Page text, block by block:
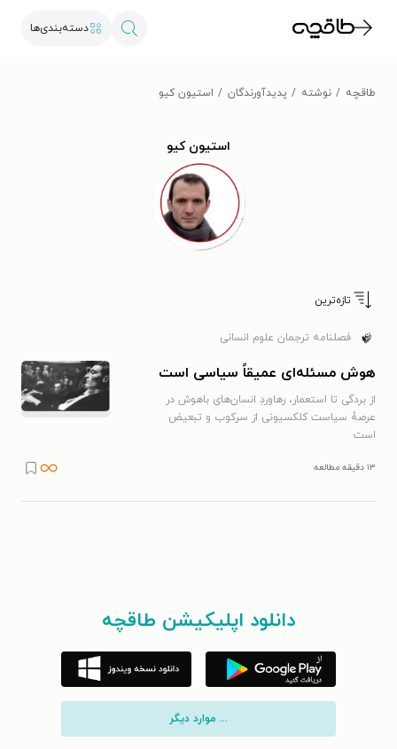
دسته‌بندی‌ها
طاقچه نوشته پدیدآورندگان استیون کیو
استیون کیو
تازه‌ترین
فصلنامه ترجمان علوم انسانی
هوش مسئله‌ای عمیقاً سیاسی است
از بردگی تا استعمار، رهاوردِ انسان‌های باهوش در
عرصۀ سیاست کلکسیونی از سرکوب و تبعیض
است
۱۳ دقیقه مطالعه
دانلود اپلیکیشن طاقچه
... موارد دیگر